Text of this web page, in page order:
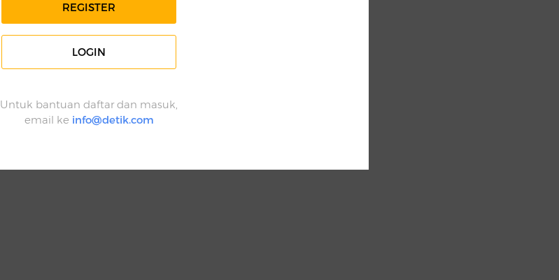
REGISTER
LOGIN
Untuk bantuan daftar dan masuk,
email ke info@detik.com